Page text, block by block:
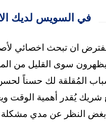
في السويس لديك
ان تبحث اخصائي
سوى القليل من
المُقلقة لك حسناً
شريك يُقدر أهمية
بغض النظر عن مدي